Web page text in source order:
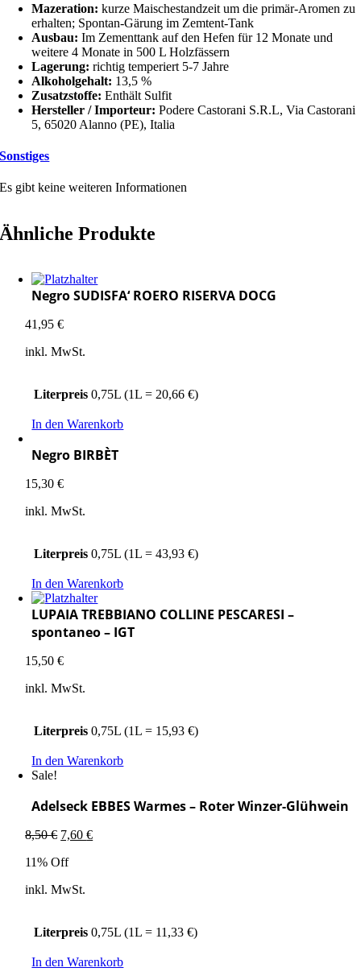
Mazeration:kurze Maischestandzeit um die primär-Aromen zu
erhalten; Spontan-Gärung im Zemtent-Tank
Ausbau: Im Zementtank auf den Hefen für 12 Monate und
weitere 4 Monate in 500 L Holzfässern
Lagerung:richtig temperiert 5-7 Jahre
Alkoholgehalt: 13,5 %
Zusatzstoffe: Enthält Sulfit
Hersteller / Importeur:Podere Castorani S.R.L, Via Castorani
5, 65020 Alanno (PE), Italia
Sonstiges
Es gibt keine weiteren Informationen
Ähnliche Produkte
Negro SUDISFA‘ ROERO RISERVA DOCG
41,95€
inkl. MwSt.
Literpreis 0,75L (1L = 20,66 €)
In den Warenkorb
Negro BIRBÈT
15,30€
inkl. MwSt.
Literpreis 0,75L (1L = 43,93 €)
In den Warenkorb
LUPAIA TREBBIANO COLLINE PESCARESI –
spontaneo – IGT
15,50€
inkl. MwSt.
Literpreis 0,75L (1L = 15,93 €)
In den Warenkorb
Sale!
Adelseck EBBES Warmes – Roter Winzer-Glühwein
8,50€ Ursprünglicher
war:
7,60€Aktueller
11% Off
inkl. MwSt.
Literpreis 0,75L (1L = 11,33 €)
In den Warenkorb